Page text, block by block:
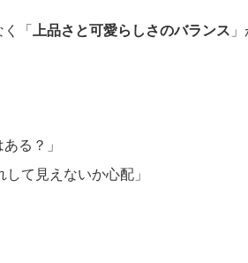
「上品さと可愛らしさのバランス
る？」
て見えないか心配」